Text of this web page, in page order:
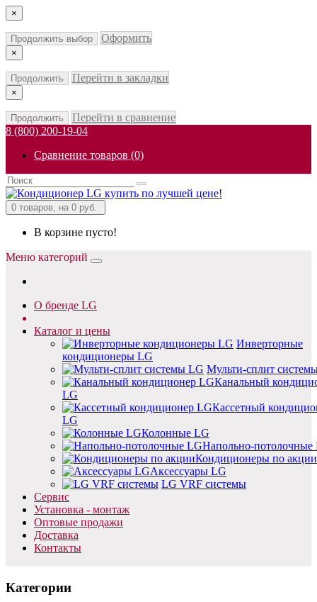
×
Продолжить выбор Оформить
×
Продолжить Перейти в закладки
×
Продолжить
Перейти в сравнение
8 (800) 200-19-04
Сравнение товаров (0)
0 товаров, на 0 руб.
В корзине пусто!
Меню категорий
О бренде LG
Каталог и цены
Инверторные
кондиционеры LG
Мульти-сплит
Канальный
LG
Кассетный
LG
Колонные LG
Напольно-потолочные
Кондиционеры по акции
Аксессуары LG
LG VRF системы
Сервис
Установка - монтаж
Оптовые продажи
Доставка
Контакты
Категории